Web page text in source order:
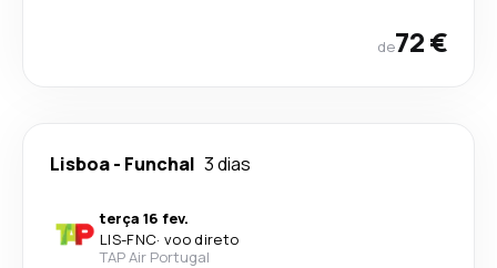
de72 €
Lisboa- Funchal 3 dias
terça 16 fev.
LIS-FNC· voo direto
TAP Air Portugal